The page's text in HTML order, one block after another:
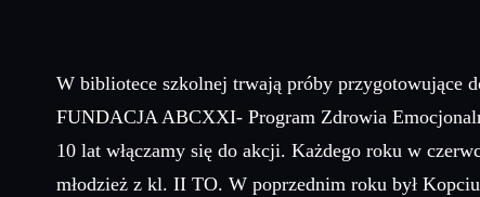
W bibliotece szkolnej trwają próby przygotowujące
FUNDACJA ABCXXI- Program Zdrowia
10 lat włączamy się do akcji. Każdego roku w
młodzież z kl. II TO. W poprzednim roku był